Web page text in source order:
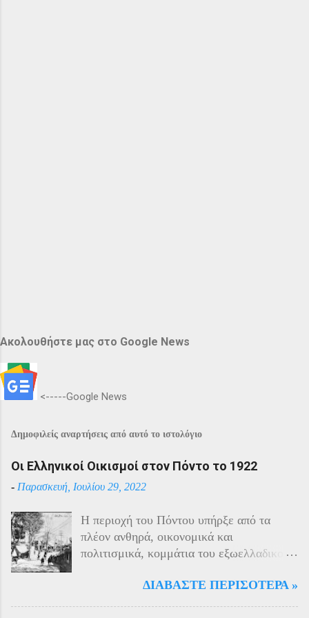
Ακολουθήστε μας στο Google News
<-----Google News
Δημοφιλείς αναρτήσεις από αυτό το ιστολόγιο
Οι Ελληνικοί Οικισμοί στον Πόντο το 1922
- Παρασκευή, Ιουλίου 29, 2022
Η περιοχή του Πόντου υπήρξε από τα
πλέον ανθηρά, οικονομικά και
πολιτισμικά, κομμάτια του εξωελλαδικού
40% του πληθυσμού της περιοχής και μαζί
με τους Αρμένιους πρωταγωνιστούσαν
ΔΙΑΒΆΣΤΕ ΠΕΡΙΣΌΤΕΡΑ »